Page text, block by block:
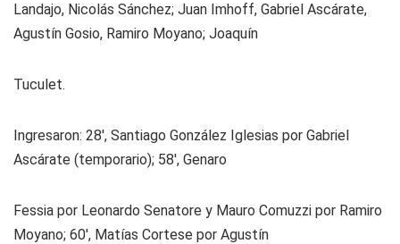
Landajo, Nicolás Sánchez; Juan Imhoff, Gabriel Ascárate,
Agustín Gosio, Ramiro Moyano; Joaquín
Tuculet.
Ingresaron: 28′, Santiago González Iglesias por Gabriel
Ascárate (temporario); 58′, Genaro
Fessia por Leonardo Senatore y Mauro Comuzzi por Ramiro
Moyano; 60′, Matías Cortese por Agustín